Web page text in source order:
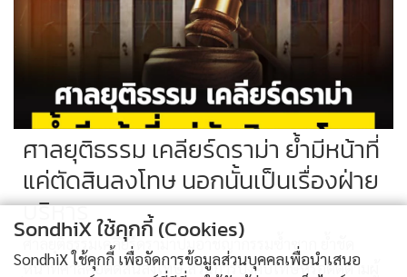
ศาลยุติธรรม เคลียร์ดราม่า ย้ำมีหน้าที่
แค่ตัดสินลงโทษ นอกนั้นเป็นเรื่องฝ่าย
บริหาร
ศาลยุติธรรมเคลียร์ดราม่าปมอาชญากรรมซ้ำซาก ย้ำชัด
หน้าที่ศาลคือตัดสินลงโทษ ส่วนการบังคับโทษหรือติดตามผู้
SondhiX ใช้คุกกี้ (Cookies)
SondhiX ใช้คุกกี้ เพื่อจัดการข้อมูลส่วนบุคคลเพื่อนำเสนอ